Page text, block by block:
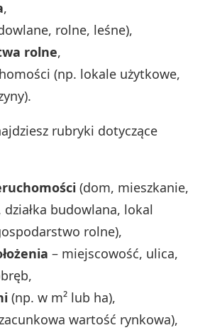
,
rolne, leśne),
rolne,
(np. lokale użytkowe,
rubryki dotyczące
(dom, mieszkanie,
budowlana, lokal
rolne),
– miejscowość, ulica,
(np. w m² lub ha),
wartość rynkowa),